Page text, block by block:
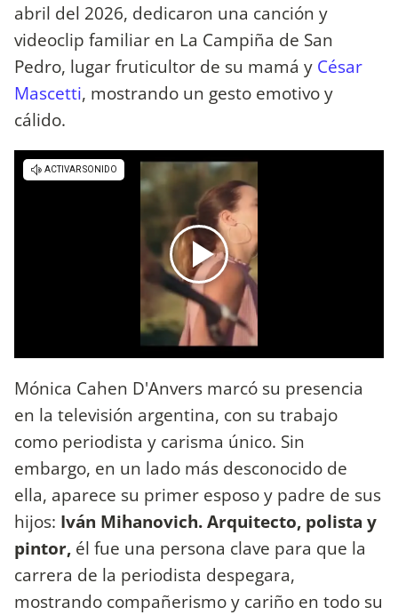
abril del 2026, dedicaron una canción y
videoclip familiar en La Campiña de San
Pedro, lugar fruticultor de su mamá y César
Mascetti, mostrando un gesto emotivo y
cálido.
Mónica Cahen D'Anvers marcó su presencia
en la televisión argentina, con su trabajo
como periodista y carisma único. Sin
embargo, en un lado más desconocido de
ella, aparece su primer esposo y padre de sus
hijos: Iván Mihanovich. Arquitecto, polista y
pintor, él fue una persona clave para que la
carrera de la periodista despegara,
mostrando compañerismo y cariño en todo su